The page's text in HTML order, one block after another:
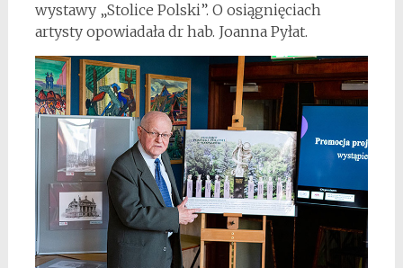
wystawy „Stolice Polski”. O osiągnięciach
artysty opowiadała dr hab. Joanna Pyłat.